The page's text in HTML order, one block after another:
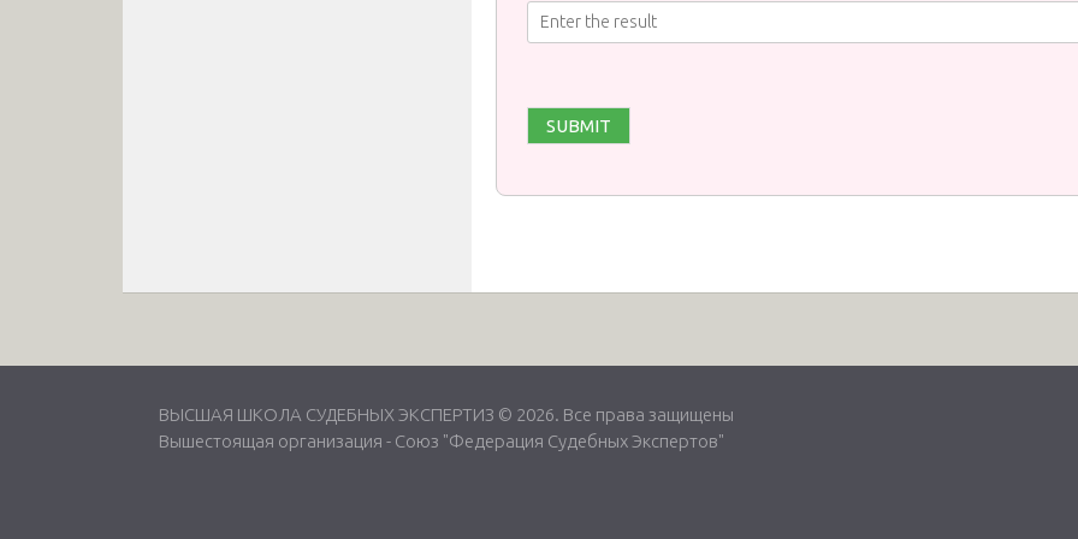
ВЫСШАЯ ШКОЛА СУДЕБНЫХ ЭКСПЕРТИЗ © 2026. Все права защищены
Вышестоящая организация - Союз "Федерация Судебных Экспертов"